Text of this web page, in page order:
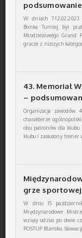
podsumowanie
W dniach 7-
Bonka Turniej był
Młodzieżowego
gracze z niższych
43. Memoriał
–
Organizacja zawodów
charakterze
obu patronów dla klubu
klubu i zasłużony trener
grze sportowej
W dniu 15
Międzynarodowe
wzięły udział po dwie
POSTUP Blansko, Słowacji